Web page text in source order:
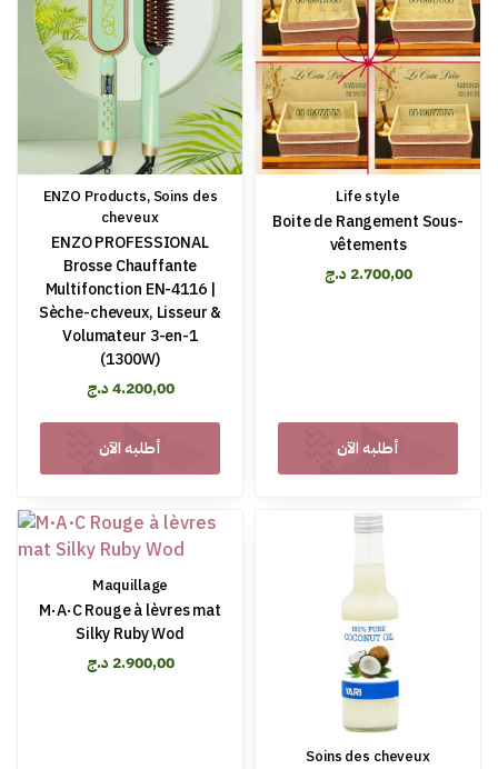
ENZO Products, Soins des
cheveux
ENZO PROFESSIONAL
Brosse Chauffante
Multifonction EN-4116 |
Sèche-cheveux, Lisseur &
Volumateur 3-en-1
(1300W)
4.200,00د.ج
أطلبه الآن
Life style
Boite de Rangement Sous-
vêtements
2.700,00 د.ج
أطلبه الآن
Maquillage
M·A·C Rouge à lèvres mat
Silky Ruby Wod
2.900,00 د.ج
Soins des cheveux